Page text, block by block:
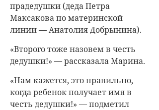
прадедушки (деда Петра
Максакова по материнской
линии — Анатолия Добрынина).
«Второго тоже назовем в честь
дедушки!» — рассказала Марина.
«Нам кажется, это правильно,
когда ребенок получает имя в
честь дедушки!» — подметил